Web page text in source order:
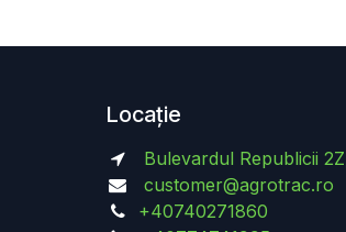
Locație
Bulevardul Republicii
customer@agrotrac.ro
+40740271860